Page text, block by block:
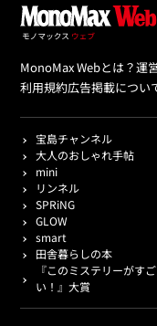
MonoMax Webとは？運
利用規約広告掲載につい
宝島チャンネル
大人のおしゃれ手帖
mini
リンネル
SPRiNG
GLOW
smart
田舎暮らしの本
『このミステリーがすご
い！』大賞